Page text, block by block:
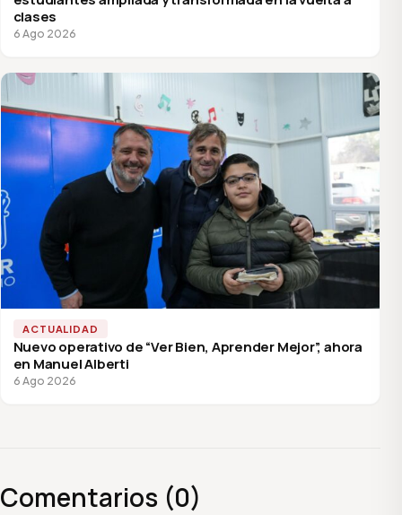
clases
6 Ago 2026
ACTUALIDAD
Nuevo operativo de “Ver Bien, Aprender Mejor”, ahora
en Manuel Alberti
6 Ago 2026
Comentarios (0)